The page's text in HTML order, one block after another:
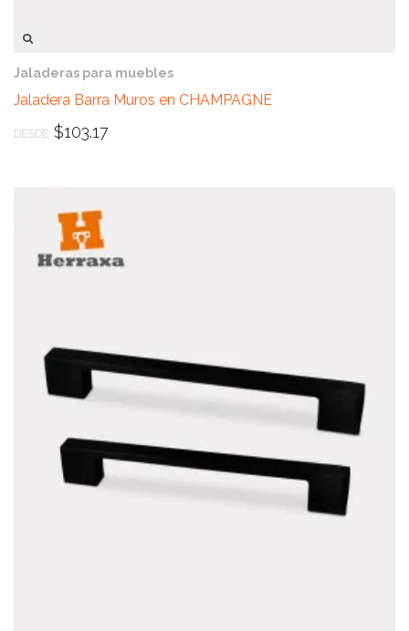
Jaladeras para muebles
Jaladera Barra Muros en CHAMPAGNE
DESDE: $103.17